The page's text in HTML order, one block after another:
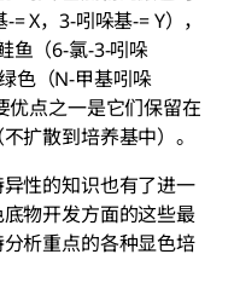
X，3-吲哚基-= Y），
鱼（6-氯-3-吲哚
色（N-甲基吲哚
优点之一是它们保留在
扩散到培养基中）。
性的知识也有了进一
物开发方面的这些最
析重点的各种显色培